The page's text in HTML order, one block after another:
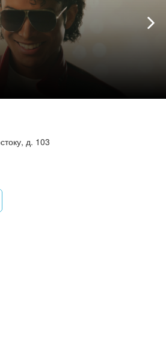
д. 103